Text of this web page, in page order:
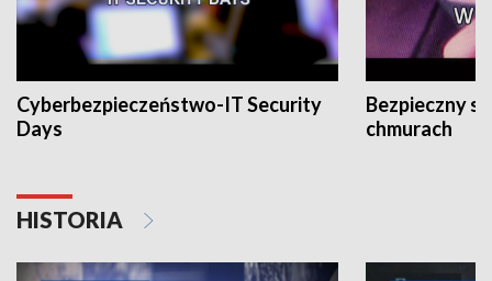
Cyberbezpieczeństwo-IT Security
Days
Bezpieczny
chmurach
HISTORIA